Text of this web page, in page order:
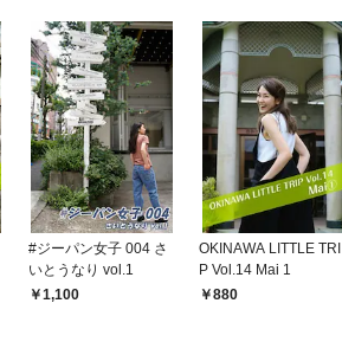
#ジーパン女子 004 さ
いとうなり vol.1
1,100
OKINAWA LITTLE TRI
P Vol.14 Mai 1
880